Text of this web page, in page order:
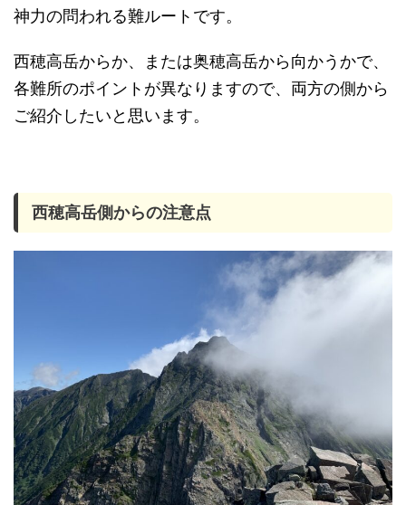
神力の問われる難ルートです。
西穂高岳からか、または奥穂高岳から向かうかで、
各難所のポイントが異なりますので、両方の側から
ご紹介したいと思います。
西穂高岳側からの注意点